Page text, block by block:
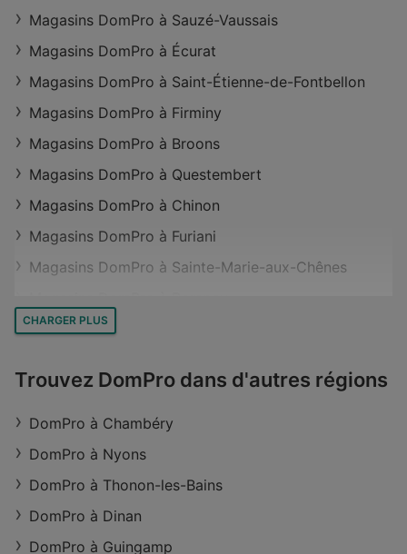
Magasins DomPro à Sauzé-Vaussais
Magasins DomPro à Écurat
Magasins DomPro à Saint-Étienne-de-Fontbellon
Magasins DomPro à Firminy
Magasins DomPro à Broons
Magasins DomPro à Questembert
Magasins DomPro à Chinon
Magasins DomPro à Furiani
Magasins DomPro à Sainte-Marie-aux-Chênes
Magasins DomPro à Saint-Amé
Magasins DomPro à Béthune
Magasins DomPro à Argentan
Magasins DomPro à Magnac-Laval
Magasins DomPro à Biscarrosse
Magasins DomPro à Auch
Magasins DomPro à Bages
CHARGER PLUS
Trouvez DomPro dans d'autres régions
DomPro à Chambéry
DomPro à Nyons
DomPro à Thonon-les-Bains
DomPro à Dinan
DomPro à Guingamp